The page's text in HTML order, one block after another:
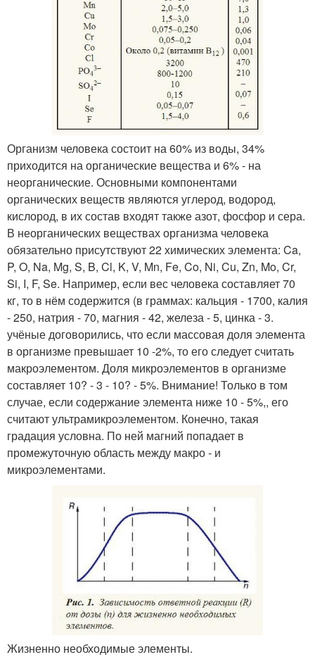
Организм человека состоит на 60% из воды, 34%
приходится на органические вещества и 6% - на
неорганические. Основными компонентами
органических веществ являются углерод, водород,
кислород, в их состав входят также азот, фосфор и сера.
В неорганических веществах организма человека
обязательно присутствуют 22 химических элемента: Ca,
P, O, Na, Mg, S, B, Cl, K, V, Mn, Fe, Co, Ni, Cu, Zn, Mo, Cr,
Si, I, F, Se. Например, если вес человека составляет 70
кг, то в нём содержится (в граммах: кальция - 1700, калия
- 250, натрия - 70, магния - 42, железа - 5, цинка - 3.
учёные договорились, что если массовая доля элемента
в организме превышает 10 -2%, то его следует считать
макроэлементом. Доля микроэлементов в организме
составляет 10? - 3 - 10? - 5%. Внимание! Только в том
случае, если содержание элемента ниже 10 - 5%,, его
считают ультрамикроэлементом. Конечно, такая
градация условна. По ней магний попадает в
промежуточную область между макро - и
микроэлементами.
Жизненно необходимые элементы.